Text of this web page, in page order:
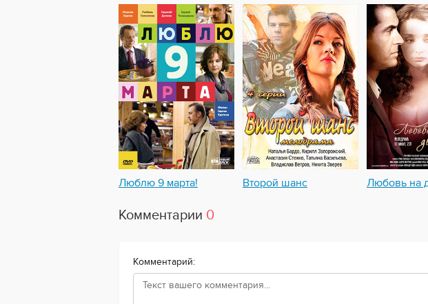
Люблю 9 марта! Второй шанс Любовь на
Комментарии 0
Комментарий: